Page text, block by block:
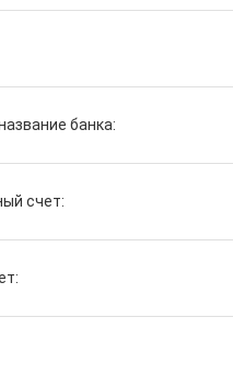
банка:
счет: